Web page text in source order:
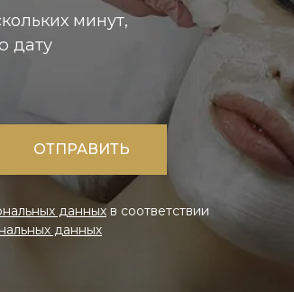
минут,
дату
ОТПРАВИТЬ
данных в соответствии
данных